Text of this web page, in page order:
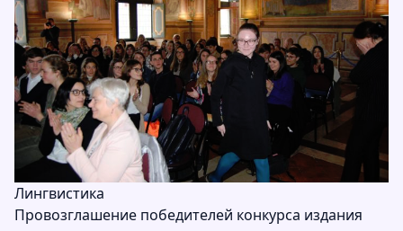
Лингвистика
Провозглашение победителей конкурса издания